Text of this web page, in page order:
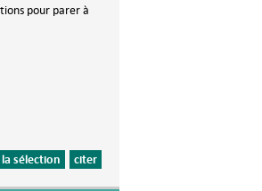
pour parer à
citer
sélection